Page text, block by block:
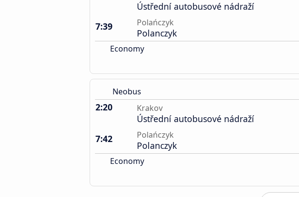
Ústřední autobusové nádraží
7:39
Polańczyk
Polanczyk
Economy
Neobus
2:20 Krakov
Ústřední autobusové nádraží
7:42
Polańczyk
Polanczyk
Economy